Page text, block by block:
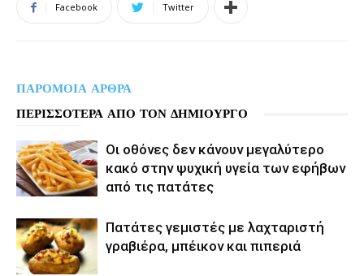
Facebook Twitter
ΠΑΡΟΜΟΙΑ ΑΡΘΡΑ
ΠΕΡΙΣΣΟΤΕΡΑ ΑΠΟ ΤΟΝ ΔΗΜΙΟΥΡΓΟ
Οι οθόνες δεν κάνουν μεγαλύτερο
κακό στην ψυχική υγεία των εφήβων
από τις πατάτες
Πατάτες γεμιστές με λαχταριστή
γραβιέρα, μπέικον και πιπεριά